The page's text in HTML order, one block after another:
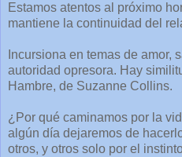
Estamos atentos al próximo
mantiene la continuidad del
Incursiona en temas de amor,
autoridad opresora. Hay
Hambre, de Suzanne Collins.
¿Por qué caminamos por la
algún día dejaremos de
otros, y otros solo por el